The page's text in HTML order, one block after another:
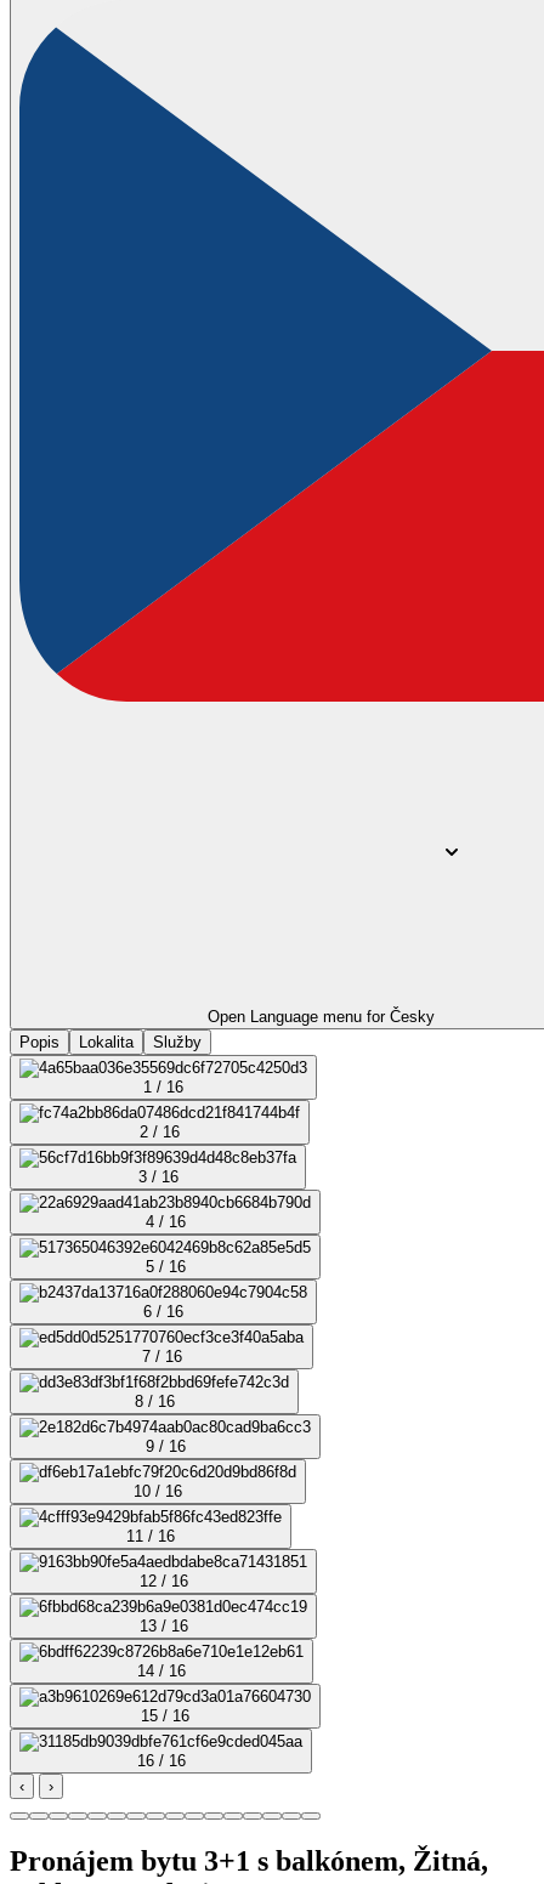
Open Language menu for Česky
Popis
Lokalita Služby
1 / 16
2 / 16
3 / 16
4 / 16
5 / 16
6 / 16
7 / 16
8 / 16
9 / 16
10 / 16
11 / 16
12 / 16
13 / 16
14 / 16
15 / 16
16 / 16
‹
›
Pronájem bytu 3+1 s balkónem, Žitná,